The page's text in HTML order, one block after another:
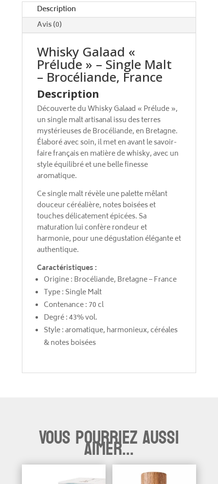
Brocéliande,
France
:
Description
Avis (0)
Whisky Galaad «
Prélude » – Single Malt
– Brocéliande, France
Description
Découverte du Whisky Galaad « Prélude »,
un single malt artisanal issu des terres
mystérieuses de Brocéliande, en Bretagne.
Élaboré avec soin, il met en avant le savoir-
faire français en matière de whisky, avec un
style équilibré et une belle finesse
aromatique.
Ce single malt révèle une palette mêlant
douceur céréalière, notes boisées et
touches délicatement épicées. Sa
maturation lui confère rondeur et
harmonie, pour une dégustation élégante et
authentique.
Caractéristiques :
Origine : Brocéliande, Bretagne – France
Type : Single Malt
Contenance : 70 cl
Degré : 43% vol.
Style : aromatique, harmonieux, céréales
& notes boisées
Vous pourriez aussi
aimer...